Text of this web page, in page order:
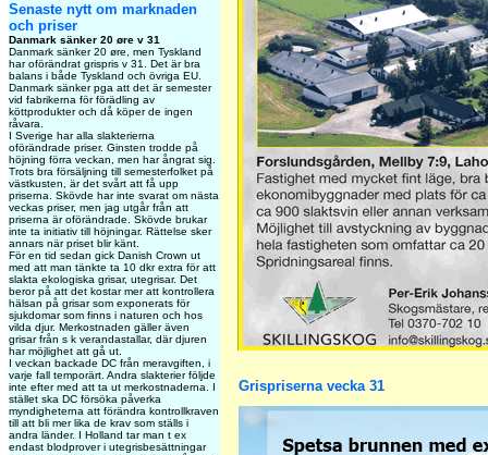
Senaste nytt om marknaden
och priser
Danmark sänker 20 øre v 31
Danmark sänker 20 øre, men Tyskland
har oförändrat grispris v 31. Det är bra
balans i både Tyskland och övriga EU.
Danmark sänker pga att det är semester
vid fabrikerna för förädling av
köttprodukter och då köper de ingen
råvara.
I Sverige har alla slakterierna
oförändrade priser. Ginsten trodde på
höjning förra veckan, men har ångrat sig.
Trots bra försäljning till semesterfolket på
västkusten, är det svårt att få upp
priserna. Skövde har inte svarat om nästa
veckas priser, men jag utgår från att
priserna är oförändrade. Skövde brukar
inte ta initiativ till höjningar. Rättelse sker
annars när priset blir känt.
För en tid sedan gick Danish Crown ut
med att man tänkte ta 10 dkr extra för att
slakta ekologiska grisar, utegrisar. Det
beror på att det kostar mer att kontrollera
hälsan på grisar som exponerats för
sjukdomar som finns i naturen och hos
vilda djur. Merkostnaden gäller även
grisar från s k verandastallar, där djuren
har möjlighet att gå ut.
I veckan backade DC från meravgiften, i
varje fall temporärt. Andra slakterier följde
inte efter med att ta ut merkostnaderna. I
stället ska DC försöka påverka
myndigheterna att förändra kontrollkraven
till att bli mer lika de krav som ställs i
andra länder. I Holland tar man t ex
endast blodprover i utegrisbesättningar
Grispriserna vecka 31